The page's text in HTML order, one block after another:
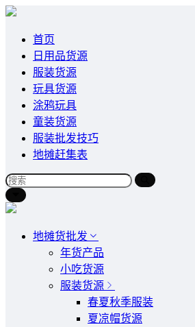
首页
日用品货源
服装货源
玩具货源
涂鸦玩具
童装货源
服装批发技巧
地摊赶集表
地摊货批发
年货产品
小吃货源
服装货源
春夏秋季服装
夏凉帽货源